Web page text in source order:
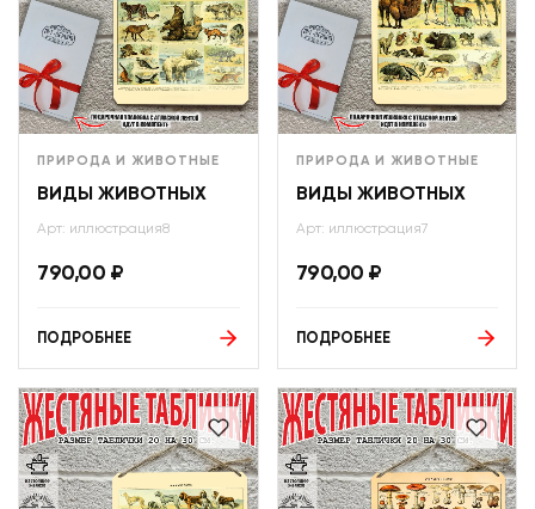
ПРИРОДА И ЖИВОТНЫЕ
ВИДЫ ЖИВОТНЫХ
Арт: иллюстрация8
790,00 ₽
ПОДРОБНЕЕ
ПРИРОДА И ЖИВОТНЫЕ
ВИДЫ ЖИВОТНЫХ
Арт: иллюстрация7
790,00 ₽
ПОДРОБНЕЕ